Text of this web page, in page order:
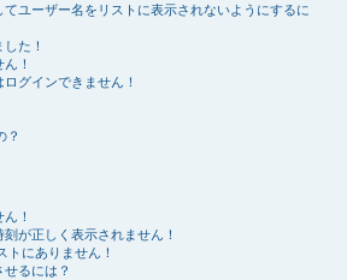
ユーザー名をリストに表示されないようにするに
た！
！
グインできません！
？
！
が正しく表示されません！
トにありません！
るには？